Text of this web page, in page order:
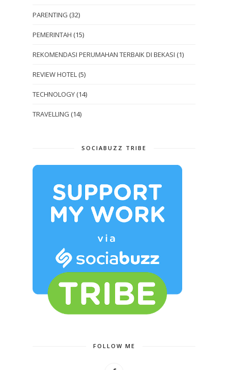
PARENTING (32)
PEMERINTAH (15)
REKOMENDASI PERUMAHAN TERBAIK DI BEKASI (1)
REVIEW HOTEL (5)
TECHNOLOGY (14)
TRAVELLING (14)
SOCIABUZZ TRIBE
FOLLOW ME